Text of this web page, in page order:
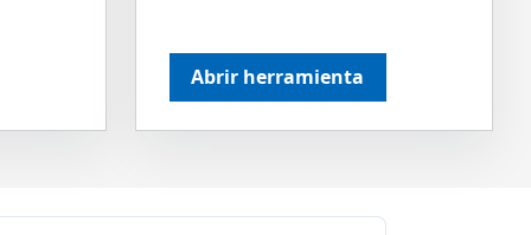
Abrir herramienta